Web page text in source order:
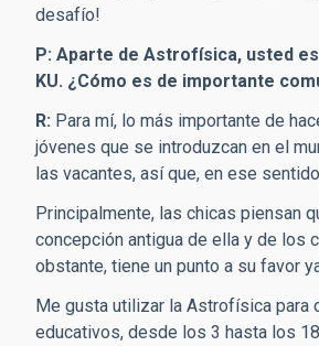
desafío!
P: Aparte de Astrofísica, usted
KU. ¿Cómo es de importante
R: Para mí, lo más importante de
jóvenes que se introduzcan en el
las vacantes, así que, en ese
Principalmente, las chicas piensan
concepción antigua de ella y de los
obstante, tiene un punto a su favor
Me gusta utilizar la Astrofísica para
educativos, desde los 3 hasta los